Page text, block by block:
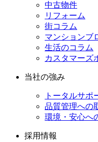
中古物件
リフォーム
街コラム
マンションブ
生活のコラム
カスタマーズ
当社の強み
トータルサポ
品質管理への
環境・安心へ
採用情報